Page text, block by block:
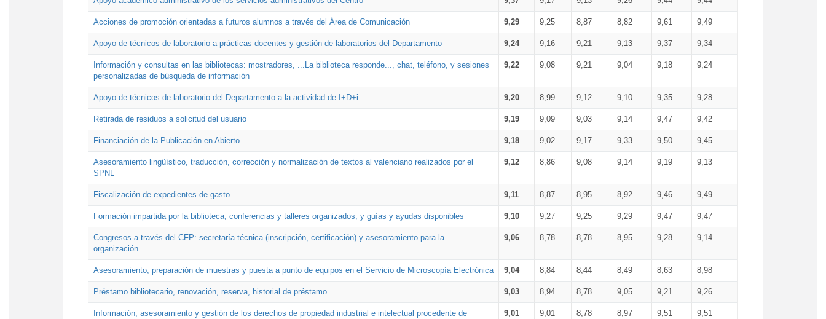
Acciones de promoción orientadas a futuros alumnos a través del Área de Comunicación 9,29 9,25 8,87 8,82 9,61 9,49
Apoyo de técnicos de laboratorio a prácticas docentes y gestión de laboratorios del Departamento 9,24 9,16 9,21 9,13 9,37 9,34
Información y consultas en las bibliotecas: mostradores, ...La biblioteca responde..., chat, teléfono, y sesiones
personalizadas de búsqueda de información
9,22 9,08 9,21 9,04 9,18 9,24
Apoyo de técnicos de laboratorio del Departamento a la actividad de I+D+i 9,20 8,99 9,12 9,10 9,35 9,28
Retirada de residuos a solicitud del usuario 9,19 9,09 9,03 9,14 9,47 9,42
Financiación de la Publicación en Abierto 9,18 9,02 9,17 9,33 9,50 9,45
Asesoramiento lingüístico, traducción, corrección y normalización de textos al valenciano realizados por el
SPNL
9,12 8,86 9,08 9,14 9,19 9,13
Fiscalización de expedientes de gasto 9,11 8,87 8,95 8,92 9,46 9,49
Formación impartida por la biblioteca, conferencias y talleres organizados, y guías y ayudas disponibles 9,10 9,27 9,25 9,29 9,47 9,47
Congresos a través del CFP: secretaría técnica (inscripción, certificación) y asesoramiento para la
organización.
9,06 8,78 8,78 8,95 9,28 9,14
Asesoramiento, preparación de muestras y puesta a punto de equipos en el Servicio de Microscopía Electrónica 9,04 8,84 8,44 8,49 8,63 8,98
Préstamo bibliotecario, renovación, reserva, historial de préstamo 9,03 8,94 8,78 9,05 9,21 9,26
Información, asesoramiento y gestión de los derechos de propiedad industrial e intelectual procedente de
9,01 9,01 8,78 8,97 9,51 9,51